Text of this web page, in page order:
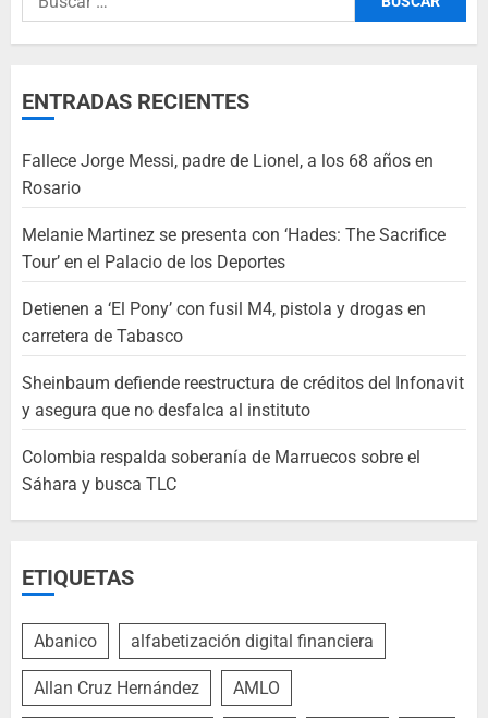
ENTRADAS RECIENTES
Fallece Jorge Messi, padre de Lionel, a los 68 años en
Rosario
Melanie Martinez se presenta con ‘Hades: The Sacrifice
Tour’ en el Palacio de los Deportes
Detienen a ‘El Pony’ con fusil M4, pistola y drogas en
carretera de Tabasco
Sheinbaum defiende reestructura de créditos del Infonavit
y asegura que no desfalca al instituto
Colombia respalda soberanía de Marruecos sobre el
Sáhara y busca TLC
ETIQUETAS
Abanico alfabetización digital financiera
Allan Cruz Hernández AMLO